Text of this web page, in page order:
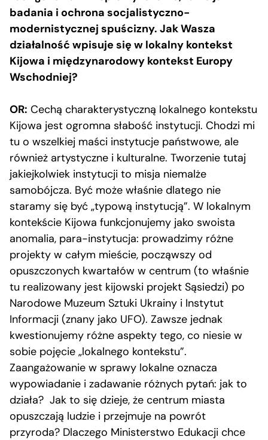
badania i ochrona socjalistyczno-
modernistycznej spuścizny. Jak Wasza
działalność wpisuje się w lokalny kontekst
Kijowa i międzynarodowy kontekst Europy
Wschodniej?
OR: Cechą charakterystyczną lokalnego kontekstu
Kijowa jest ogromna słabość instytucji. Chodzi mi
tu o wszelkiej maści instytucje państwowe, ale
również artystyczne i kulturalne. Tworzenie tutaj
jakiejkolwiek instytucji to misja niemalże
samobójcza. Być może właśnie dlatego nie
staramy się być „typową instytucją”. W lokalnym
kontekście Kijowa funkcjonujemy jako swoista
anomalia, para-instytucja: prowadzimy różne
projekty w całym mieście, począwszy od
opuszczonych kwartałów w centrum (to właśnie
tu realizowany jest kijowski projekt Sąsiedzi) po
Narodowe Muzeum Sztuki Ukrainy i Instytut
Informacji (znany jako UFO). Zawsze jednak
kwestionujemy różne aspekty tego, co niesie w
sobie pojęcie „lokalnego kontekstu”.
Zaangażowanie w sprawy lokalne oznacza
wypowiadanie i zadawanie różnych pytań: jak to
działa? Jak to się dzieje, że centrum miasta
opuszczają ludzie i przejmuje na powrót
przyroda? Dlaczego Ministerstwo Edukacji chce